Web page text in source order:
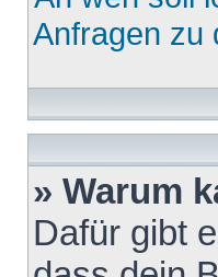
Anfragen zu
» Warum
Dafür gibt